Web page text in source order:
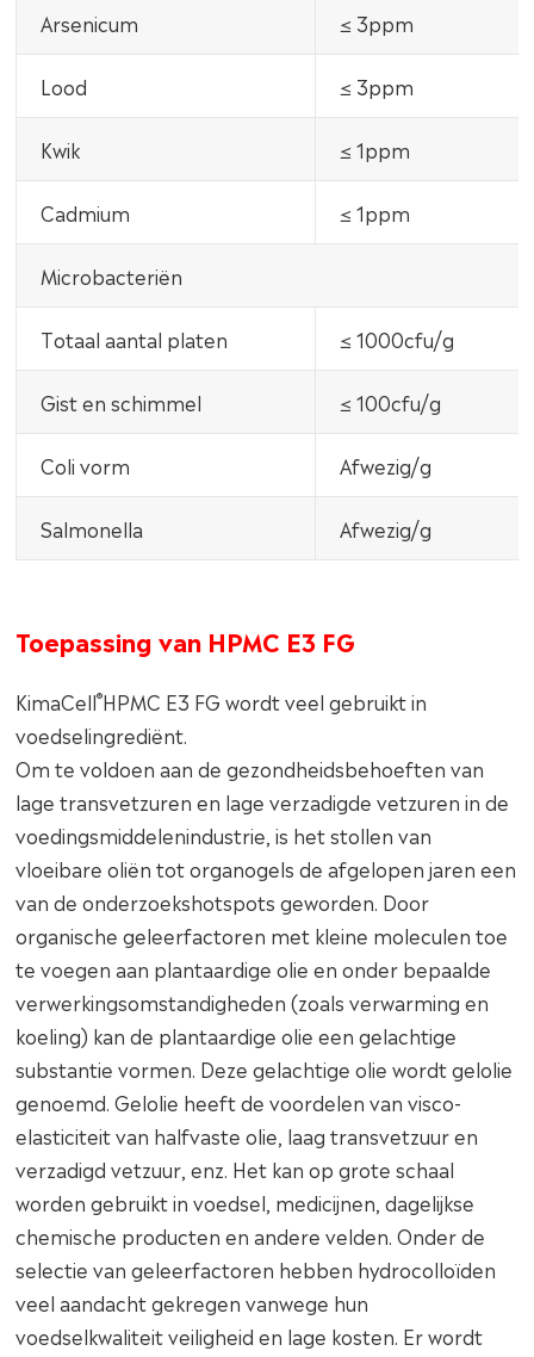
Arsenicum ≤ 3ppm
Lood ≤ 3ppm
Kwik ≤ 1ppm
Cadmium ≤ 1ppm
Microbacteriën
Totaal aantal platen ≤ 1000cfu/g
Gist en schimmel ≤ 100cfu/g
Coli vorm Afwezig/g
Salmonella Afwezig/g
Toepassing van HPMC E3 FG
KimaCell®HPMC E3 FG wordt veel gebruikt in
voedselingrediënt.
Om te voldoen aan de gezondheidsbehoeften van
lage transvetzuren en lage verzadigde vetzuren in de
voedingsmiddelenindustrie, is het stollen van
vloeibare oliën tot organogels de afgelopen jaren een
van de onderzoekshotspots geworden. Door
organische geleerfactoren met kleine moleculen toe
te voegen aan plantaardige olie en onder bepaalde
verwerkingsomstandigheden (zoals verwarming en
koeling) kan de plantaardige olie een gelachtige
substantie vormen. Deze gelachtige olie wordt gelolie
genoemd. Gelolie heeft de voordelen van visco-
elasticiteit van halfvaste olie, laag transvetzuur en
verzadigd vetzuur, enz. Het kan op grote schaal
worden gebruikt in voedsel, medicijnen, dagelijkse
chemische producten en andere velden. Onder de
selectie van geleerfactoren hebben hydrocolloïden
veel aandacht gekregen vanwege hun
voedselkwaliteit veiligheid en lage kosten. Er wordt